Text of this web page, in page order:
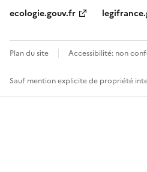
ecologie.gouv.fr
Plan du site Accessibilité: non
Sauf mention explicite de propriété